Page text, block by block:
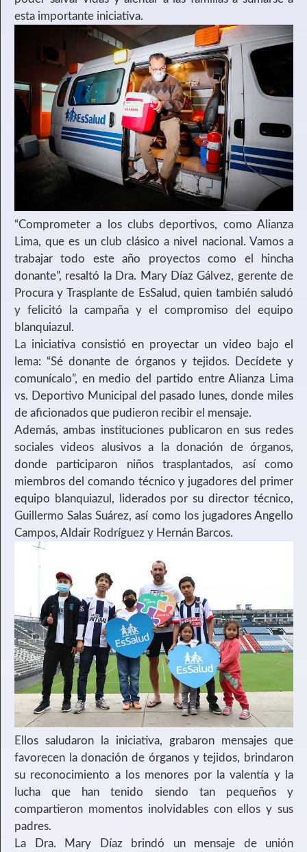
esta importante iniciativa.
“Comprometer a los clubs deportivos, como Alianza
Lima, que es un club clásico a nivel nacional. Vamos a
trabajar todo este año proyectos como el hincha
donante”, resaltó la Dra. Mary Díaz Gálvez, gerente de
Procura y Trasplante de EsSalud, quien también saludó
y felicitó la campaña y el compromiso del equipo
blanquiazul.
La iniciativa consistió en proyectar un video bajo el
lema: “Sé donante de órganos y tejidos. Decídete y
comunícalo”, en medio del partido entre Alianza Lima
vs. Deportivo Municipal del pasado lunes, donde miles
de aficionados que pudieron recibir el mensaje.
Además, ambas instituciones publicaron en sus redes
sociales videos alusivos a la donación de órganos,
donde participaron niños trasplantados, así como
miembros del comando técnico y jugadores del primer
equipo blanquiazul, liderados por su director técnico,
Guillermo Salas Suárez, así como los jugadores Angello
Campos, Aldair Rodríguez y Hernán Barcos.
Ellos saludaron la iniciativa, grabaron mensajes que
favorecen la donación de órganos y tejidos, brindaron
su reconocimiento a los menores por la valentía y la
lucha que han tenido siendo tan pequeños y
compartieron momentos inolvidables con ellos y sus
padres.
La Dra. Mary Díaz brindó un mensaje de unión